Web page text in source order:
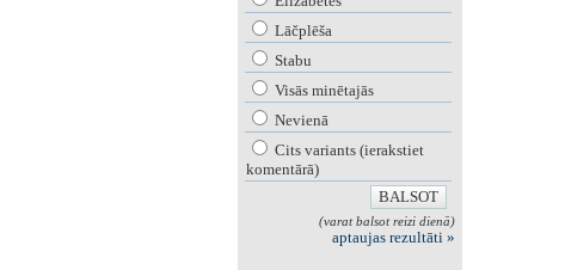
Lāčplēša
Stabu
Visās minētajās
Nevienā
Cits variants (ierakstiet
komentārā)
(varat balsot reizi dienā)
aptaujas rezultāti »